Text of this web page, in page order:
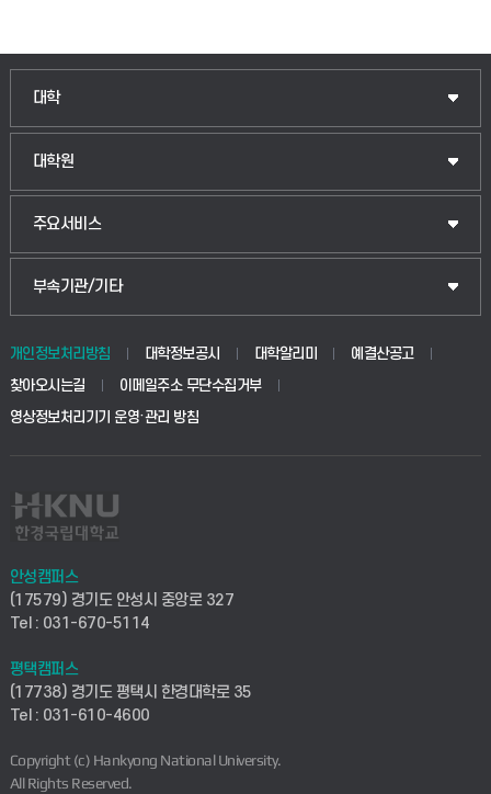
대학
인문융합공공인재학부
법경영학부
생명공학부
사회안전시스템공학부
컴퓨터응용수학부
ICT로봇기계공학부
전자전기공학부
디자인건축융합학부
대학원
일반대학원
산업대학원
공공정책대학원
교육대학원
주요서비스
입학안내
웹메일
학사시스템(전문학사 및 전공심화)
사이버캠퍼스(전문학사 및 전공심화)
시설바로처리서비스
연구실안전관리시스템
산학연구관리시스템
부속기관/기타
중앙도서관
학생생활관(안성)
산학협력단
취업지원센터
창업지원센터
현장실습지원센터
개인정보처리방침 대학정보공시 대학알리미
예결산공고
찾아오시는길
이메일주소 무단수집거부
영상정보처리기기 운영·관리 방침
안성캠퍼스
(17579) 경기도 안성시 중앙로 327
Tel : 031-670-5114
평택캠퍼스
(17738) 경기도 평택시 한경대학로 35
Tel : 031-610-4600
Copyright (c) Hankyong National University.
All Rights Reserved.